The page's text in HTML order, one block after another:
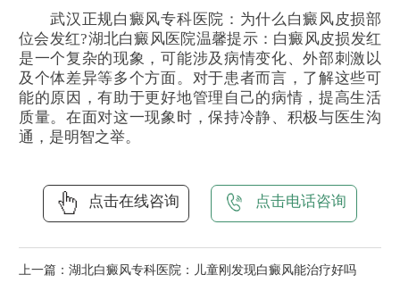
武汉正规白癜风专科医院：为什么白癜风皮损部
位会发红?湖北白癜风医院温馨提示：白癜风皮损发红
是一个复杂的现象，可能涉及病情变化、外部刺激以
及个体差异等多个方面。对于患者而言，了解这些可
能的原因，有助于更好地管理自己的病情，提高生活
质量。在面对这一现象时，保持冷静、积极与医生沟
通，是明智之举。
点击在线咨询 点击电话咨询
上一篇： 湖北白癜风专科医院：儿童刚发现白癜风能治疗好吗